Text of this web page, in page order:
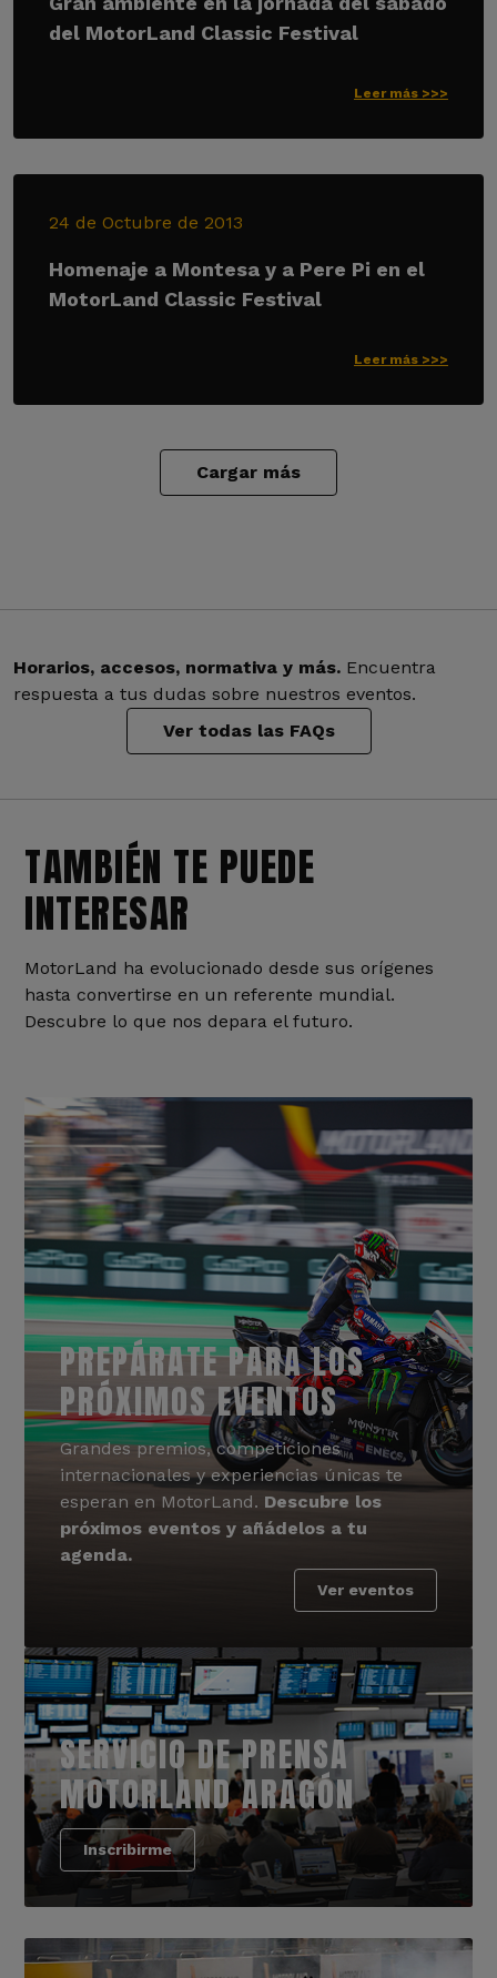
del MotorLand Classic Festival
Leer más >>>
24 de Octubre de 2013
Homenaje a Montesa y a Pere Pi en el
MotorLand Classic Festival
Leer más >>>
Cargar más
Horarios, accesos, normativa y más. Encuentra
respuesta a tus dudas sobre nuestros eventos.
Ver todas las FAQs
TAMBIÉN TE PUEDE
INTERESAR
MotorLand ha evolucionado desde sus orígenes
hasta convertirse en un referente mundial.
Descubre lo que nos depara el futuro.
PREPÁRATE PARA LOS
PRÓXIMOS EVENTOS
Grandes premios, competiciones
internacionales y experiencias únicas te
esperan en MotorLand. Descubre los
próximos eventos y añádelos a tu
agenda.
Ver eventos
SERVICIO DE PRENSA
MOTORLAND ARAGÓN
Inscribirme